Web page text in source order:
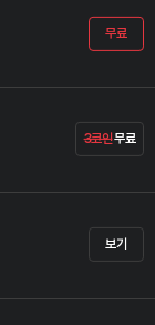
무료
3코인무료
보기